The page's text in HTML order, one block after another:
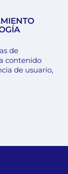
de
contenido
de usuario,